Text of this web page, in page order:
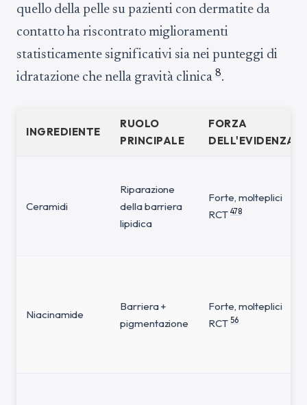
quello della pelle su pazienti con dermatite da
contatto ha riscontrato miglioramenti
statisticamente significativi sia nei punteggi di
idratazione che nella gravità clinica 8.
INGREDIENTE
RUOLO
PRINCIPALE
FORZA
DELL'EVIDENZA
Ceramidi
Riparazione
della barriera
lipidica
Forte, molteplici
RCT 478
Niacinamide
Barriera +
pigmentazione
Forte, molteplici
RCT 56